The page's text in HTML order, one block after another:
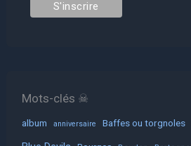
Mots-clés ☠
album anniversaire Baffes ou torgnoles